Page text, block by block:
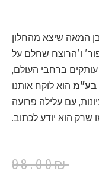
המאה שיצא מהחלון
ו'הרוצח שחלם על
עותקים ברחבי העולם,
בע"מ הוא לוקח אותנו
עם עלילה פרועה
שרק הוא יודע לכתוב.
98.00₪